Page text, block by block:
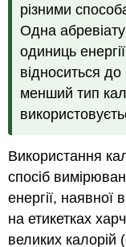
різними
Одна
одиниць
відноситься
менший тип
Використання
спосіб
енергії, наявної
на етикетках
великих калорій